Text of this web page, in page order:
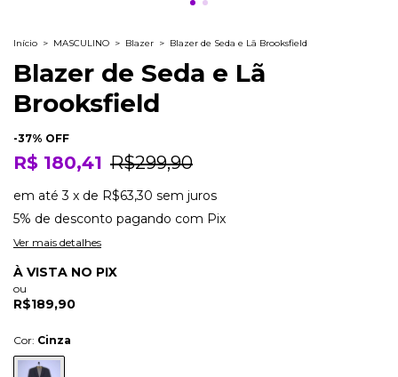
Início > MASCULINO > Blazer > Blazer de Seda e Lã Brooksfield
Blazer de Seda e Lã
Brooksfield
-37% OFF
R$ 180,41 R$299,90
em até3 x de R$63,30 sem juros
5% de desconto pagando com Pix
Ver mais detalhes
À VISTA NO PIX
ou
R$189,90
Cor: Cinza